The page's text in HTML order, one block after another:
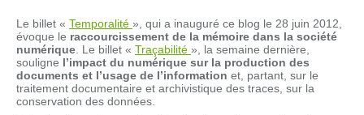
Le billet « Temporalité », qui a inauguré ce blog le 28 juin 2012,
évoque le raccourcissement de la mémoire dans la société
numérique . Le billet « Traçabilité », la semaine dernière,
souligne l’impact du numérique sur la production des
documents et l’usage de l’information et, partant, sur le
traitement documentaire et archivistique des traces, sur la
conservation des données.